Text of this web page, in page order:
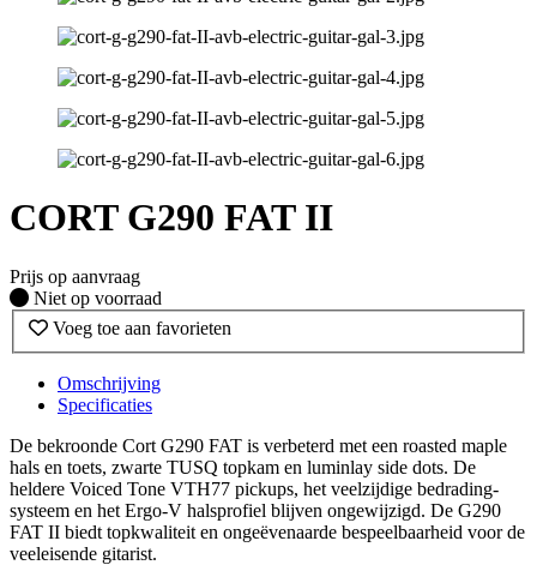
CORT G290 FAT II
Prijs op aanvraag
Fysiek voorradig
Niet op voorraad
Voeg toe aan favorieten
Omschrijving
Specificaties
De bekroonde Cort G290 FAT is verbeterd met een roasted maple
hals en toets, zwarte TUSQ topkam en luminlay side dots. De
heldere Voiced Tone VTH77 pickups, het veelzijdige bedrading-
systeem en het Ergo-V halsprofiel blijven ongewijzigd. De G290
FAT II biedt topkwaliteit en ongeëvenaarde bespeelbaarheid voor de
veeleisende gitarist.